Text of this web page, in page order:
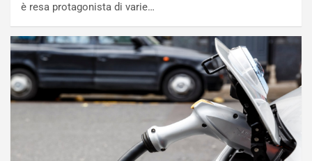
è resa protagonista di varie…